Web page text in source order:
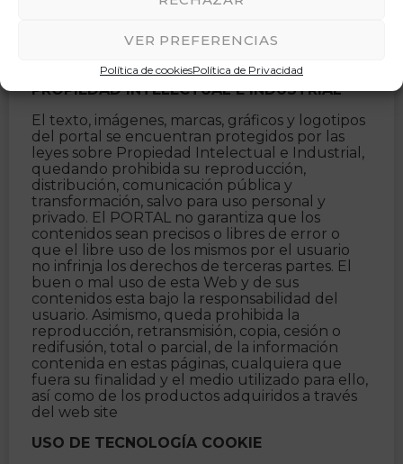
VER PREFERENCIAS
Política de cookiesPolítica de Privacidad
impedir el normal funcionamiento de los
PROPIEDAD INTELECTUAL E INDUSTRIAL
El texto, imágenes, marcas, gráficos y logotipos
del portal se encuentran protegidos por las
leyes sobre Propiedad Intelectual e Industrial,
quedando prohibida su reproducción,
distribución, comunicación pública y
transformación, salvo para uso personal y
privado. El PORTAL no garantiza que los
contenidos sean precisos o libres de error o
que el libre uso de los mismos por el usuario
no infrinja los derechos de terceras partes. El
buen o mal uso de esta Web y de sus
contenidos esta bajo la responsabilidad del
usuario. Asimismo, queda prohibida la
reproducción, retransmisión, copia, cesión o
redifusión, total o parcial, de la información
contenida en estas páginas, cualquiera que
fuera su finalidad y el medio utilizado para ello,
así como de los productos adquiridos a través
del web site
USO DE TECNOLOGÍA COOKIE